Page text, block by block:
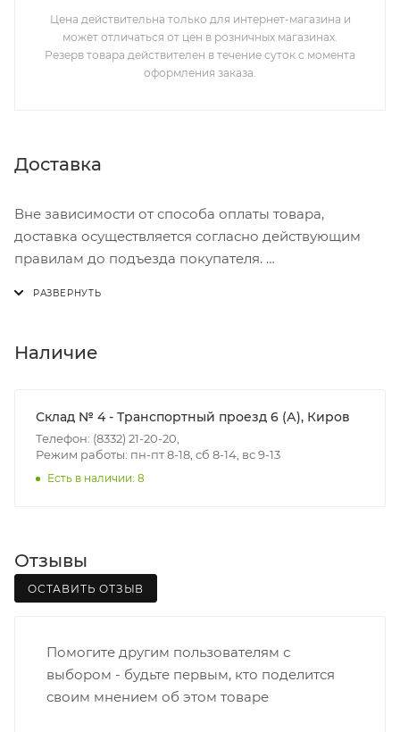
Цена действительна только для интернет-магазина и
может отличаться от цен в розничных магазинах.
Резерв товара действителен в течение суток с момента
оформления заказа.
Доставка
Вне зависимости от способа оплаты товара,
доставка осуществляется согласно действующим
правилам до подъезда покупателя.
В субботу с 8:00 до 15:00
- зоны доставки;
- веса и габаритов товаров в заказе;
- количества торговых точек для погрузки товаров.
• Ленина - 65 лет победы
• Московская - Ульяновская
• Чистопрудненская - Украинская
• Щорса – Ульяновская
Доставка в Нововятский р-он, Коминтерн, Костино и
Наличие
Склад № 4 - Транспортный проезд 6 (А), Киров
Телефон: (8332) 21-20-20,
Режим работы: пн-пт 8-18, сб 8-14, вс 9-13
Есть в наличии: 8
Отзывы
ОСТАВИТЬ ОТЗЫВ
Помогите другим пользователям с
выбором - будьте первым, кто поделится
своим мнением об этом товаре